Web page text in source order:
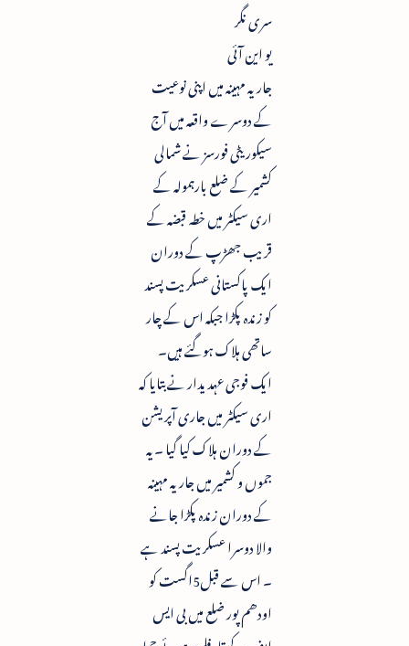
سری نگر
یو این آئی
جاریہ مہینہ میں اپنی نوعیت
کے دوسرے واقعہ میں آج
سیکوریٹی فورسز نے شمالی
کشمیر کے ضلع بارہمولہ کے
اری سیکٹر میں خطہ قبضہ کے
قریب جھڑپ کے دوران
ایک پاکستانی عسکریت پسند
کو زندہ پکڑا جبکہ اس کے چار
ساتھی ہلاک ہوگئے ہیں۔
ایک فوجی عہدیدار نے بتایا کہ
اری سیکٹر میں جاری آپریشن
کے دوران ہلاک کیا گیا ۔ یہ
جموں و کشمیر میں جاریہ مہینہ
کے دوران زندہ پکڑا جانے
والا دوسرا عسکریت پسند ہے
۔ اس سے قبل5اگست کو
اودھم پور ضلع میں بی ایس